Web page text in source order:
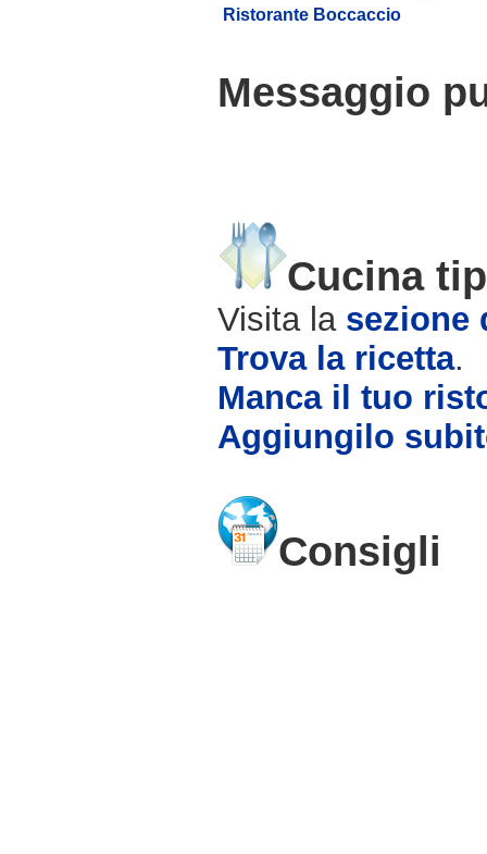
Ristorante Boccaccio
Messaggio
Cucina
Visita la sezione
Trova la ricetta.
Manca il tuo
Aggiungilo
Consigli